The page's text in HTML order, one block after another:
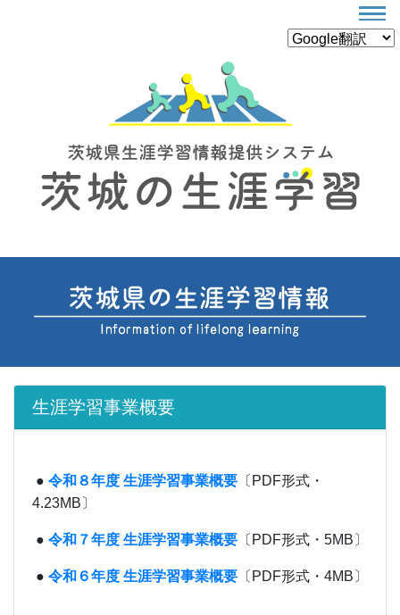
生涯学習事業概要
● 令和８年度 生涯学習事業概要 〔PDF形式・
4.23MB〕
● 令和７年度 生涯学習事業概要 〔PDF形式・5MB〕
● 令和６年度 生涯学習事業概要 〔PDF形式・4MB〕